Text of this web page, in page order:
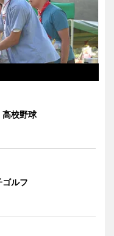
校野球
ルフ